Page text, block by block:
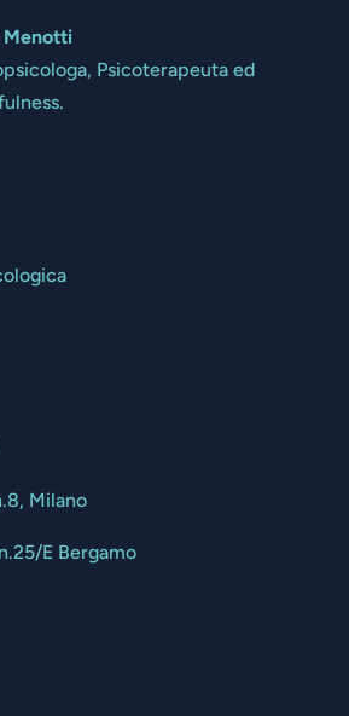
Menotti
Psicoterapeuta ed
Milano
E Bergamo